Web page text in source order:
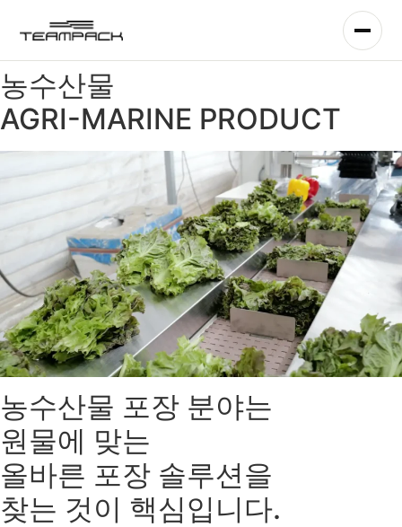
로
건
너
농수산물
AGRI-MARINE PRODUCT
농수산물 포장 분야는
원물에 맞는
올바른 포장 솔루션을
찾는 것이 핵심입니다.